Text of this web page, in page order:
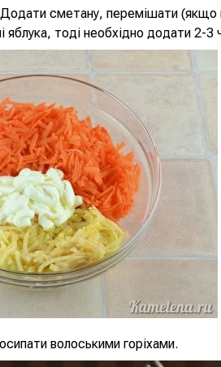
Додати сметану, перемішати (якщо
яблука, тоді необхідно додати 2-3
волоськими горіхами.